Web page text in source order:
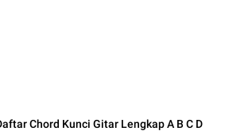
Chord Kunci Gitar Lengkap A B C D